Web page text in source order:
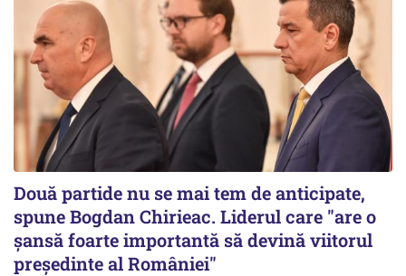
Două partide nu se mai tem de anticipate,
spune Bogdan Chirieac. Liderul care "are o
șansă foarte importantă să devină viitorul
președinte al României"